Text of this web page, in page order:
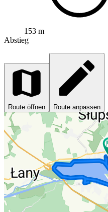
153 m
Abstieg
Route öffnen Route anpassen